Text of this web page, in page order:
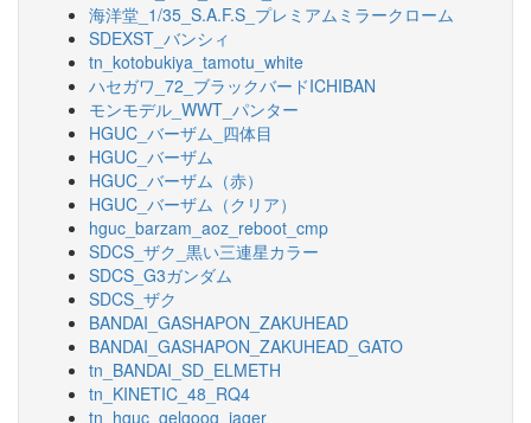
海洋堂_1/35_S.A.F.S_プレミアムミラークローム
SDEXST_バンシィ
tn_kotobukiya_tamotu_white
ハセガワ_72_ブラックバードICHIBAN
モンモデル_WWT_パンター
HGUC_バーザム_四体目
HGUC_バーザム
HGUC_バーザム（赤）
HGUC_バーザム（クリア）
hguc_barzam_aoz_reboot_cmp
SDCS_ザク_黒い三連星カラー
SDCS_G3ガンダム
SDCS_ザク
BANDAI_GASHAPON_ZAKUHEAD
BANDAI_GASHAPON_ZAKUHEAD_GATO
tn_BANDAI_SD_ELMETH
tn_KINETIC_48_RQ4
tn_hguc_gelgoog_jager